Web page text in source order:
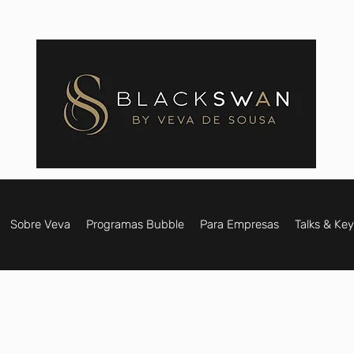
Sobre Veva Programas Bubble Para Empresas Talks &